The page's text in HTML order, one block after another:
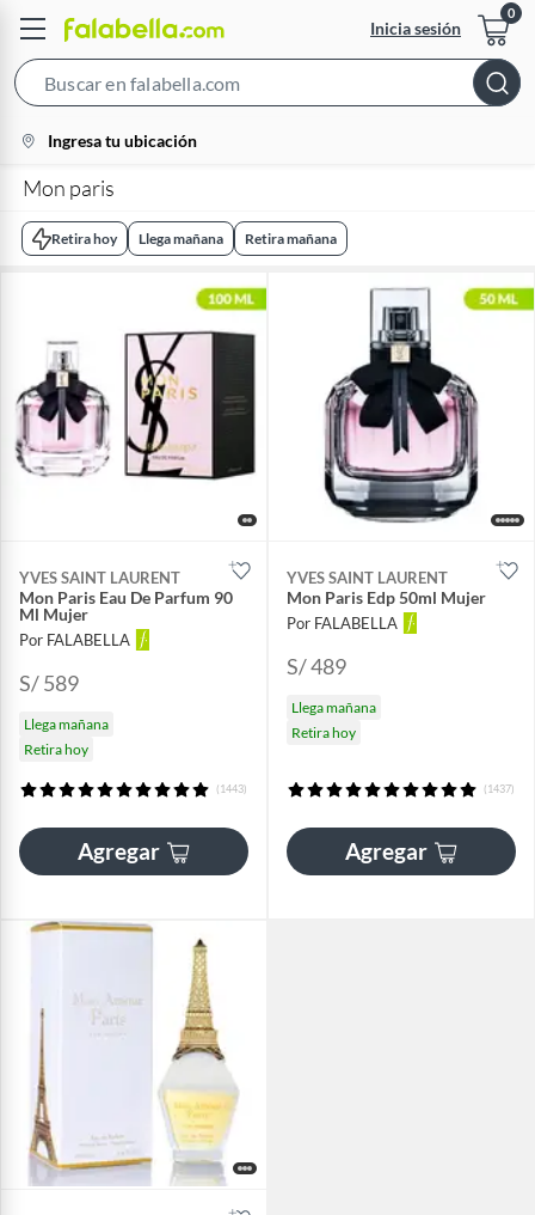
Inicia sesión
Bar
location-
icon
Ingresa tu ubicación
Mon paris
Retira hoy Llega mañana Retira mañana
YVES SAINT LAURENT
Mon Paris Eau De Parfum 90
Ml Mujer
Por FALABELLA
S/ 589
Llega mañana
Retira hoy
(1443)
Agregar
YVES SAINT LAURENT
Mon Paris Edp 50ml Mujer
Por FALABELLA
S/ 489
Llega mañana
Retira hoy
(1437)
Agregar